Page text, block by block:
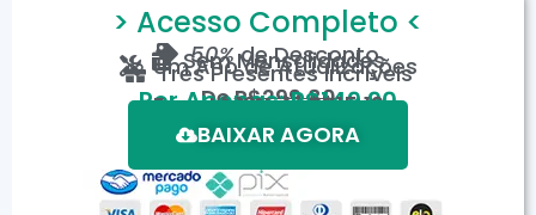
> Acesso Completo <
50%de Desconto
Sem Mensalidades
Um Ano de Atualizações
Três Presentes Incríveis
DeR$299,80
Por Apenas: R$149,90
Em até 12X de R$15,19
*Oferta válida por tempo limitado.
BAIXAR AGORA